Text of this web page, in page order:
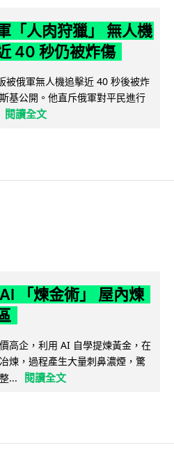
「人肉狩獵」 無人機
40 秒仍被炸傷
被俄軍無人機追擊近 40 秒後被炸
基公開。他直斥俄軍對平民進行
閱讀全文
「煉金術」 屋內煉
高企，利用 AI 自學提煉黃金，在
煉，過程產生大量刺鼻濃煙，驚
...
閱讀全文